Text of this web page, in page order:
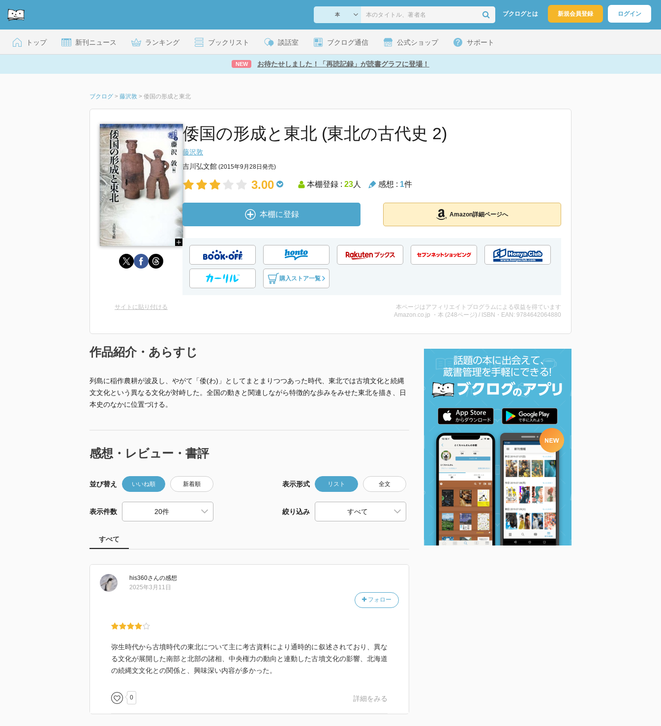
ブクログとは 新規会員登録 ログイン
トップ 新刊ニュース ランキング ブックリスト 談話室 ブクログ通信 公式ショップ サポート
NEW お待たせしました！「再読記録」が読書グラフに登場！
ブクログ > 藤沢敦 > 倭国の形成と東北
倭国の形成と東北 (東北の古代史 2)
藤沢敦
吉川弘文館 (2015年9月28日発売)
3.00 本棚登録 : 23人 感想 : 1件
本棚に登録 Amazon詳細ページへ
購入ストア一覧
サイトに貼り付ける
本ページはアフィリエイトプログラムによる収益を得ています
Amazon.co.jp ・本 (248ページ) / ISBN・EAN: 9784642064880
作品紹介・あらすじ
列島に稲作農耕が波及し、やがて「倭(わ)」としてまとまりつつあった時代、東北では古墳文化と続縄
文文化という異なる文化が対峙した。全国の動きと関連しながら特徴的な歩みをみせた東北を描き、日
本史のなかに位置づける。
感想・レビュー・書評
並び替え いいね順 新着順 表示形式 リスト 全文
表示件数 絞り込み
すべて
his360さんの感想
フォロー
2025年3月11日
弥生時代から古墳時代の東北について主に考古資料により通時的に叙述されており、異な
る文化が展開した南部と北部の諸相、中央権力の動向と連動した古墳文化の影響、北海道
の続縄文文化との関係と、興味深い内容が多かった。
0 詳細をみる